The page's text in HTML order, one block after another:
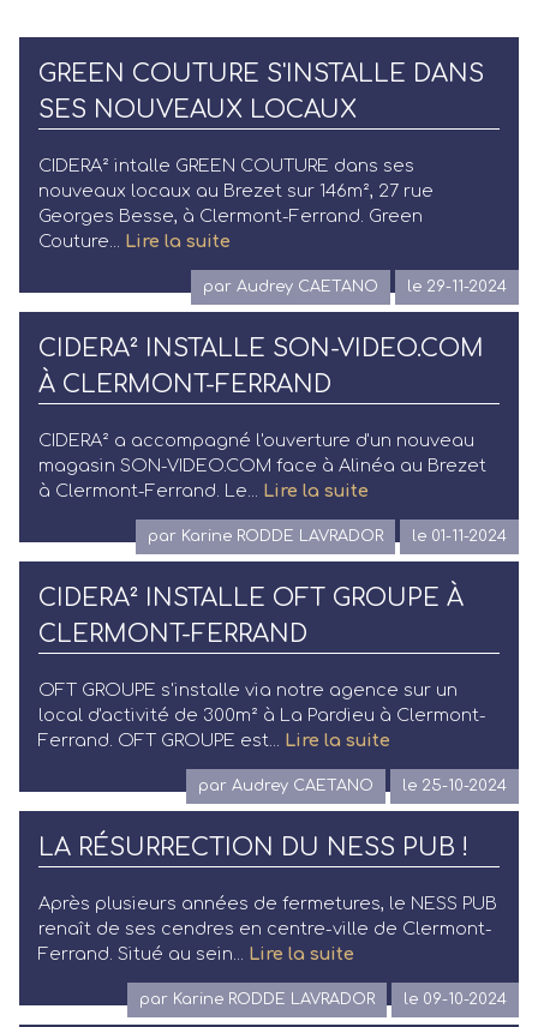
GREEN COUTURE S'INSTALLE DANS
SES NOUVEAUX LOCAUX
CIDERA² intalle GREEN COUTURE dans ses
nouveaux locaux au Brezet sur 146m², 27 rue
Georges Besse, à Clermont-Ferrand. Green
Couture...
Lire la suite
par Audrey CAETANO le 29-11-2024
CIDERA² INSTALLE SON-VIDEO.COM
À CLERMONT-FERRAND
CIDERA² a accompagné l'ouverture d'un nouveau
magasin SON-VIDEO.COM face à Alinéa au Brezet
à Clermont-Ferrand. Le...
Lire la suite
par Karine RODDE LAVRADOR le 01-11-2024
CIDERA² INSTALLE OFT GROUPE À
CLERMONT-FERRAND
OFT GROUPE s'installe via notre agence sur un
local d'activité de 300m² à La Pardieu à Clermont-
Ferrand. OFT GROUPE est...
Lire la suite
par Audrey CAETANO le 25-10-2024
LA RÉSURRECTION DU NESS PUB !
Après plusieurs années de fermetures, le NESS PUB
renaît de ses cendres en centre-ville de Clermont-
Ferrand. Situé au sein...
Lire la suite
par Karine RODDE LAVRADOR le 09-10-2024